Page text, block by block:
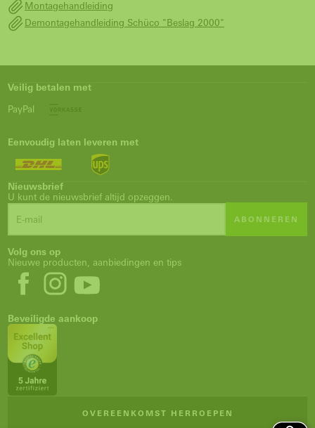
Montagehandleiding
Demontagehandleiding Schüco "Beslag 2000"
Veilig betalen met
PayPal
Eenvoudig laten leveren met
Nieuwsbrief
U kunt de nieuwsbrief altijd opzeggen.
ABONNEREN
Volg ons op
Nieuwe producten, aanbiedingen en tips
Beveiligde aankoop
OVEREENKOMST HERROEPEN